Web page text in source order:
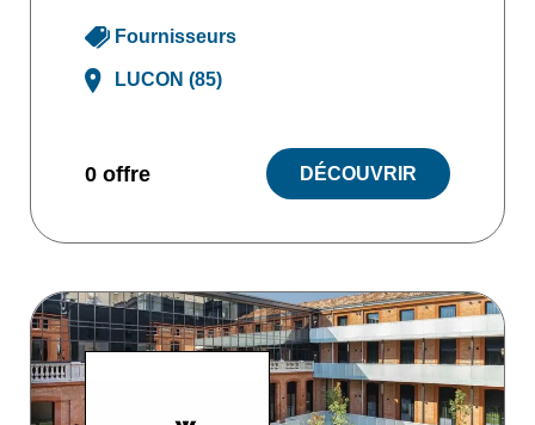
Fournisseurs
LUCON (85)
0 offre DÉCOUVRIR